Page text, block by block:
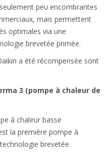
peu encombrantes
mais permettent
optimales via une
brevetée primée.
a été récompensée sont
3 (pompe à chaleur de
à chaleur basse
la première pompe à
brevetée